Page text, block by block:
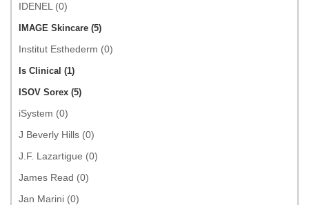
IDENEL (0)
IMAGE Skincare (5)
Institut Esthederm (0)
Is Clinical (1)
ISOV Sorex (5)
iSystem (0)
J Beverly Hills (0)
J.F. Lazartigue (0)
James Read (0)
Jan Marini (0)